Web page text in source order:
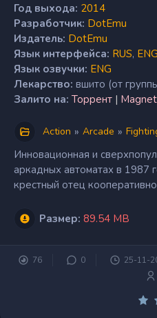
Год выхода: 2014
Разработчик: DotEmu
Издатель: DotEmu
Язык интерфейса: RUS, ENG
Язык озвучки: ENG
Лекарство: вшито (от
Залито на: Торрент |
Action » Arcade »
Инновационная и
аркадных автоматах в
крестный отец
Размер: 89.54 MB
76 0 25-11-